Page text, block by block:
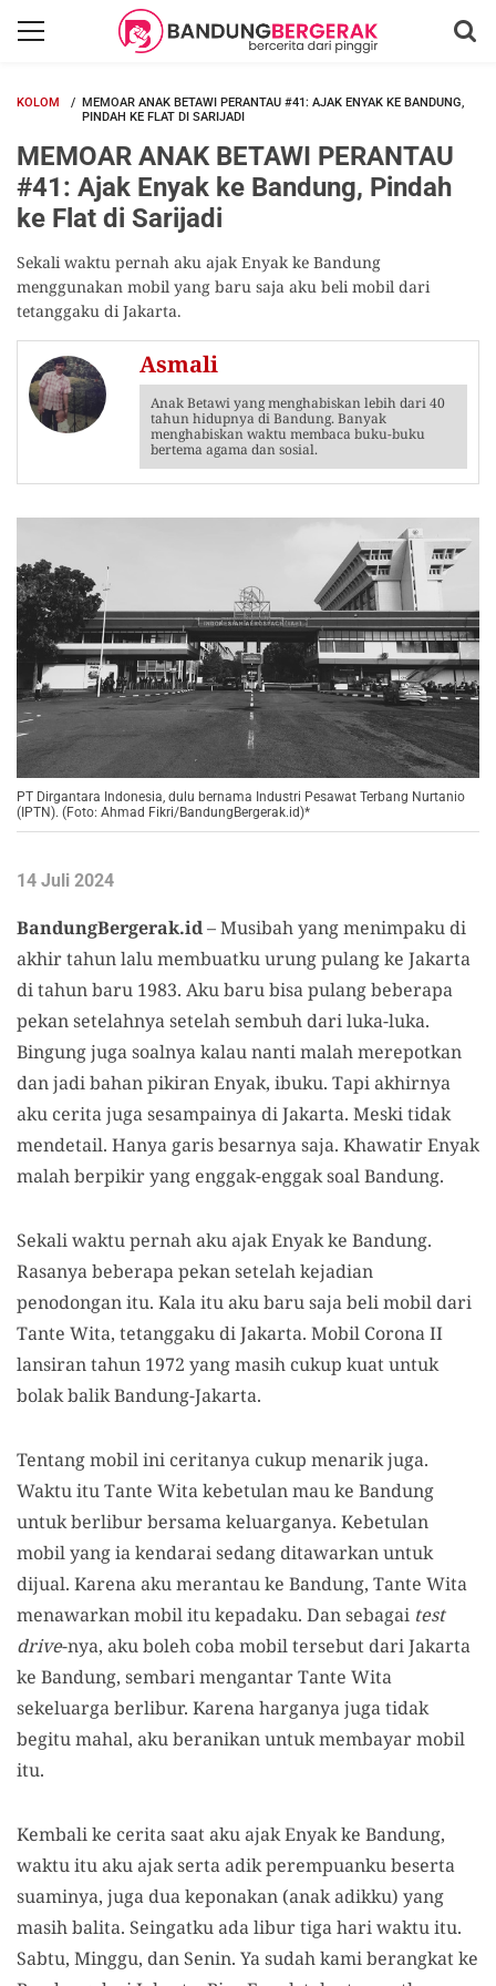
KOLOM
MEMOAR ANAK BETAWI PERANTAU #41: AJAK ENYAK KE BANDUNG,
PINDAH KE FLAT DI SARIJADI
MEMOAR ANAK BETAWI PERANTAU
#41: Ajak Enyak ke Bandung, Pindah
ke Flat di Sarijadi
Sekali waktu pernah aku ajak Enyak ke Bandung
menggunakan mobil yang baru saja aku beli mobil dari
tetanggaku di Jakarta.
Asmali
Anak Betawi yang menghabiskan lebih dari 40
tahun hidupnya di Bandung. Banyak
menghabiskan waktu membaca buku-buku
bertema agama dan sosial.
PT Dirgantara Indonesia, dulu bernama Industri Pesawat Terbang Nurtanio
(IPTN). (Foto: Ahmad Fikri/BandungBergerak.id)*
14 Juli 2024
BandungBergerak.id– Musibah yang menimpaku di
akhir tahun lalu membuatku urung pulang ke Jakarta
di tahun baru 1983. Aku baru bisa pulang beberapa
pekan setelahnya setelah sembuh dari luka-luka.
Bingung juga soalnya kalau nanti malah merepotkan
dan jadi bahan pikiran Enyak, ibuku. Tapi akhirnya
aku cerita juga sesampainya di Jakarta. Meski tidak
mendetail. Hanya garis besarnya saja. Khawatir Enyak
malah berpikir yang enggak-enggak soal Bandung.
Sekali waktu pernah aku ajak Enyak ke Bandung.
Rasanya beberapa pekan setelah kejadian
penodongan itu. Kala itu aku baru saja beli mobil dari
Tante Wita, tetanggaku di Jakarta. Mobil Corona II
lansiran tahun 1972 yang masih cukup kuat untuk
bolak balik Bandung-Jakarta.
Tentang mobil ini ceritanya cukup menarik juga.
Waktu itu Tante Wita kebetulan mau ke Bandung
untuk berlibur bersama keluarganya. Kebetulan
mobil yang ia kendarai sedang ditawarkan untuk
dijual. Karena aku merantau ke Bandung, Tante Wita
menawarkan mobil itu kepadaku. Dan sebagai test
drive-nya, aku boleh coba mobil tersebut dari Jakarta
ke Bandung, sembari mengantar Tante Wita
sekeluarga berlibur. Karena harganya juga tidak
begitu mahal, aku beranikan untuk membayar mobil
itu.
Kembali ke cerita saat aku ajak Enyak ke Bandung,
waktu itu aku ajak serta adik perempuanku beserta
suaminya, juga dua keponakan (anak adikku) yang
masih balita. Seingatku ada libur tiga hari waktu itu.
Sabtu, Minggu, dan Senin. Ya sudah kami berangkat ke